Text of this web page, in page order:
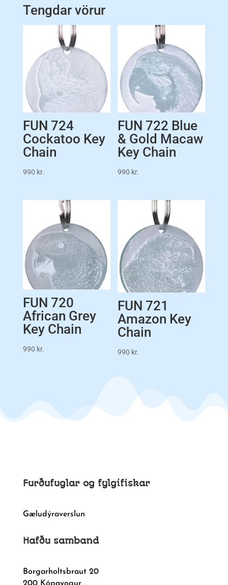
Tengdar vörur
FUN 724
Cockatoo Key
Chain
990 kr.
FUN 722 Blue
& Gold Macaw
Key Chain
990 kr.
FUN 720
African Grey
Key Chain
990 kr.
FUN 721
Amazon Key
Chain
990 kr.
Furðufuglar og fylgifiskar
Gæludýraverslun
Hafðu samband
Borgarholtsbraut 20